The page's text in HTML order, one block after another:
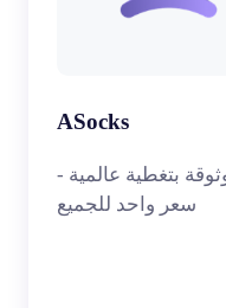
ASocks
بتغطية عالمية -
سعر واحد للجميع